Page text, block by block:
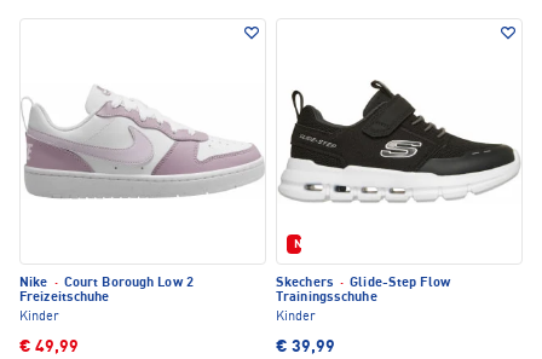
Nike · Court Borough Low 2
Freizeitschuhe
Kinder
€ 49,99
Neu
Skechers · Glide-Step Flow
Trainingsschuhe
Kinder
€ 39,99